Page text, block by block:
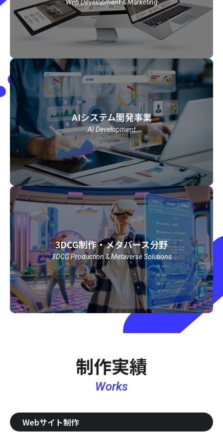
Web Development & Marketing
AIシステム開発事業
AI Development
3DCG制作・メタバース分野
3DCG Production & Metaverse Solutions
制作実績
Works
Webサイト制作